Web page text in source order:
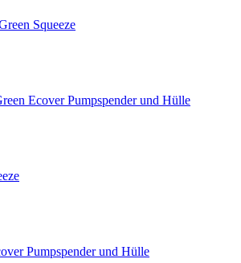
Squeeze
EcoverPumpspender und Hülle
Pumpspender und Hülle